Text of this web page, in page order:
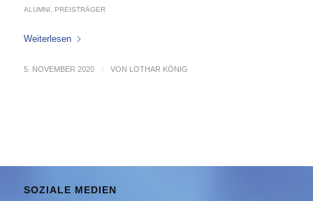
ALUMNI PREISTRÄGER
Weiterlesen
5. NOVEMBER 2020 / VON LOTHAR KÖNIG
SOZIALE MEDIEN